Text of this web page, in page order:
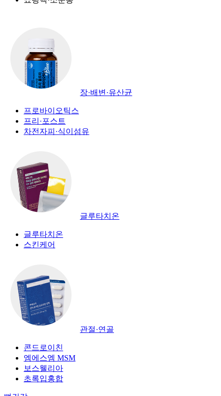
장·배변·유산균
프로바이오틱스
프리·포스트
차전자피·식이섬유
글루타치온
글루타치온
스킨케어
관절·연골
콘드로이친
엠에스엠 MSM
보스웰리아
초록입홍합